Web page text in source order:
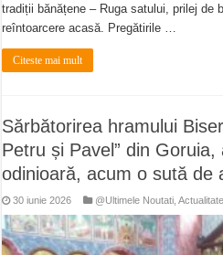
tradiții bănățene – Ruga satului, prilej de
reîntoarcere acasă. Pregătirile …
Citeste mai mult
Sărbătorirea hramului
Petru și Pavel” din
odinioară, acum o sută de
30 iunie 2026 @Ultimele Noutati ,Actualitate